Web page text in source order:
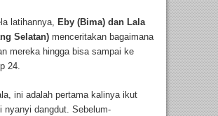
latihannya, Eby (Bima) dan Lala
Selatan) menceritakan bagaimana
mereka hingga bisa sampai ke
24.
ini adalah pertama kalinya ikut
nyanyi dangdut. Sebelum-